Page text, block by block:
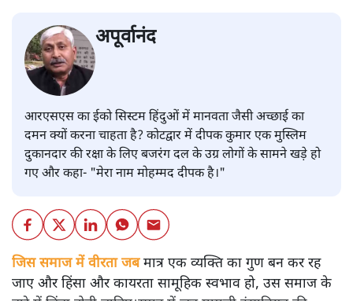
अपूर्वानंद
आरएसएस का ईको सिस्टम हिंदुओं में मानवता जैसी अच्छाई का
दमन क्यों करना चाहता है? कोटद्वार में दीपक कुमार एक मुस्लिम
दुकानदार की रक्षा के लिए बजरंग दल के उग्र लोगों के सामने खड़े हो
गए और कहा- "मेरा नाम मोहम्मद दीपक है।"
जिस समाज में वीरता जबमात्र एक व्यक्ति का गुण बन कर रह
जाए और हिंसा और कायरता सामूहिक स्वभाव हो, उस समाज के